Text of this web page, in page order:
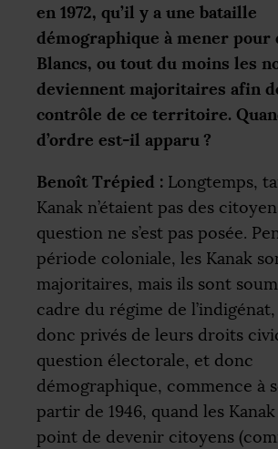
en 1972, qu’il y a une bataille
démographique à mener pour
Blancs, ou tout du moins les
deviennent majoritaires afin
contrôle de ce territoire.
d’ordre est-il apparu ?
Benoît Trépied : Longtemps,
Kanak n’étaient pas des
question ne s’est pas posée.
période coloniale, les Kanak
majoritaires, mais ils sont
cadre du régime de
donc privés de leurs droits
question électorale, et donc
démographique, commence à
partir de 1946, quand les
point de devenir citoyens